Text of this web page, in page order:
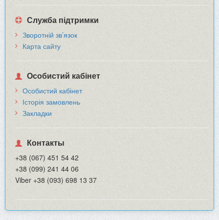
Служба підтримки
Зворотній зв’язок
Карта сайту
Особистий кабінет
Особистий кабінет
Історія замовлень
Закладки
Контакты
+38 (067) 451 54 42
+38 (099) 241 44 06
Viber +38 (093) 698 13 37